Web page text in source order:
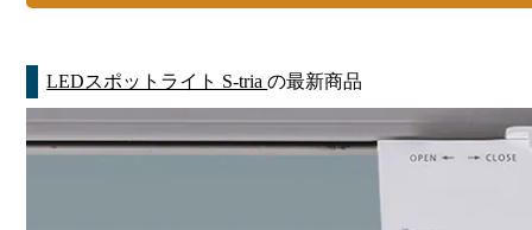
LEDスポットライト S-triaの最新商品